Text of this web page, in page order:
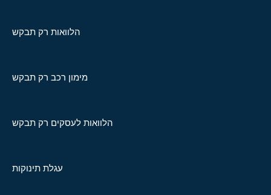
הלוואות רק תבקש
מימון רכב רק תבקש
הלוואות לעסקים רק תבקש
עגלת תינוקות